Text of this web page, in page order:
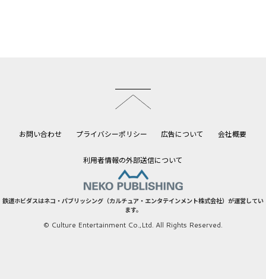
お問い合わせ プライバシーポリシー 広告について 会社概要
利用者情報の外部送信について
鉄道ホビダスはネコ・パブリッシング（カルチュア・エンタテインメント株式会社）が運営してい
ます。
© Culture Entertainment Co.,Ltd. All Rights Reserved.